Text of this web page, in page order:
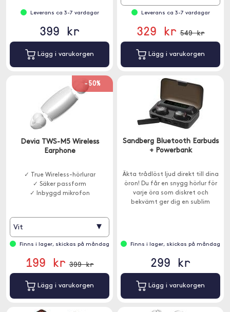
Leverans ca 3-7 vardagar
399 kr
Lägg i varukorgen
Leverans ca 3-7 vardagar
329 kr 549 kr
Lägg i varukorgen
-50%
Devia TWS-M5 Wireless
Earphone
✓ True Wireless-hörlurar
✓ Säker passform
✓ Inbyggd mikrofon
Vit ▾
Finns i lager, skickas på måndag
199 kr 399 kr
Lägg i varukorgen
Sandberg Bluetooth Earbuds
+ Powerbank
Äkta trådlöst ljud direkt till dina
öron! Du får en snygg hörlur för
varje öra som diskret och
bekvämt ger dig en sublim
Finns i lager, skickas på måndag
299 kr
Lägg i varukorgen